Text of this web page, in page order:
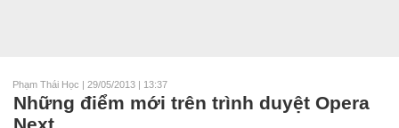
Phạm Thái Học | 29/05/2013 | 13:37
Những điểm mới trên trình duyệt Opera